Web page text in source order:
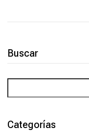
Buscar
Categorías